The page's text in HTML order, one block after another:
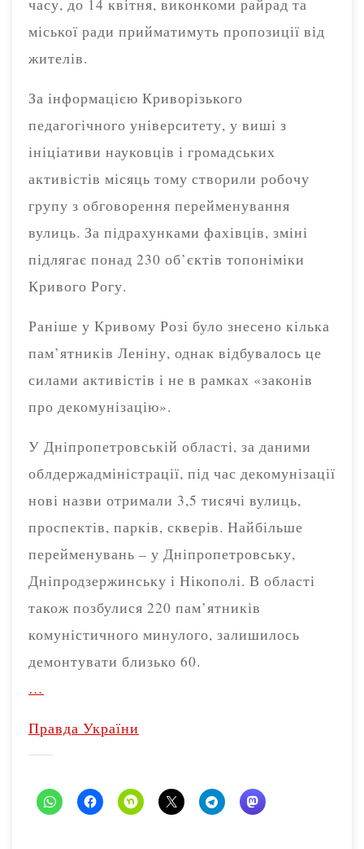
часу, до 14 квітня, виконкоми райрад та
міської ради прийматимуть пропозиції від
жителів.
За інформацією Криворізького
педагогічного університету, у виші з
ініціативи науковців і громадських
активістів місяць тому створили робочу
групу з обговорення перейменування
вулиць. За підрахунками фахівців, зміні
підлягає понад 230 об’єктів топоніміки
Кривого Рогу.
Раніше у Кривому Розі було знесено кілька
пам’ятників Леніну, однак відбувалось це
силами активістів і не в рамках «законів
про декомунізацію».
У Дніпропетровській області, за даними
облдержадміністрації, під час декомунізації
нові назви отримали 3,5 тисячі вулиць,
проспектів, парків, скверів. Найбільше
перейменувань – у Дніпропетровську,
Дніпродзержинську і Нікополі. В області
також позбулися 220 пам’ятників
комуністичного минулого, залишилось
демонтувати близько 60.
…
Правда України